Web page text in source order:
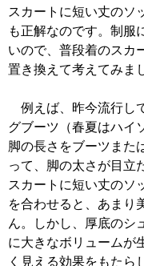
スカートに短い丈のソ
も正解なのです。制服
いので、普段着のスカ
置き換えて考えてみま
例えば、昨今流行し
グブーツ（春夏はハイ
脚の長さをブーツまた
って、脚の太さが目立
スカートに短い丈のソ
を合わせると、あまり
ん。しかし、厚底のシ
に大きなボリュームが
く見える効果をもたら